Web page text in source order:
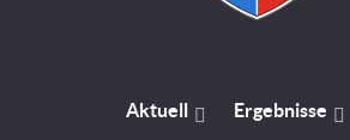
Aktuell Ergebnisse